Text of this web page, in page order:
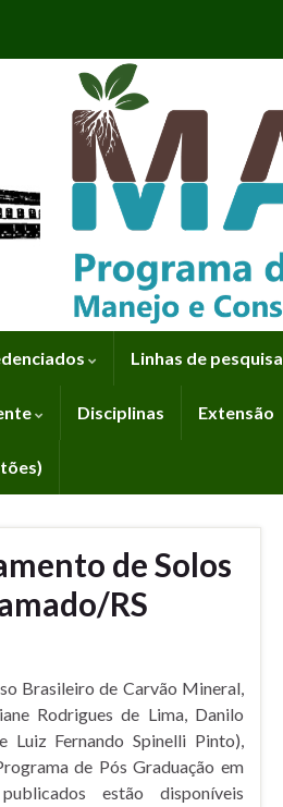
Linhas de pesquisa
Disciplinas Extensão
de Solos
RS
Brasileiro de Carvão Mineral,
Rodrigues de Lima, Danilo
Luiz Fernando Spinelli Pinto),
de Pós Graduação em
estão disponíveis